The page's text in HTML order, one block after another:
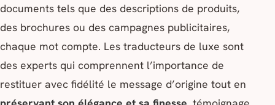
documents tels que des descriptions de produits,
des brochures ou des campagnes publicitaires,
chaque mot compte. Les traducteurs de luxe sont
des experts qui comprennent l’importance de
restituer avec fidélité le message d’origine tout en